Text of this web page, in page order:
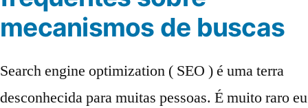
mecanismos de buscas
Search engine optimization ( SEO ) é uma terra
desconhecida para muitas pessoas. É muito raro eu